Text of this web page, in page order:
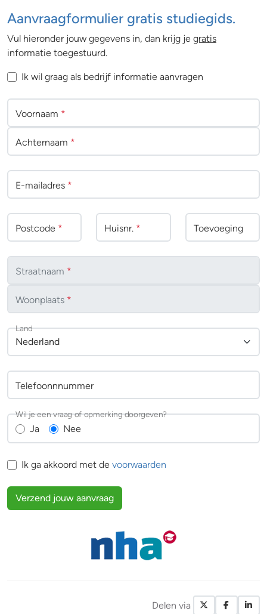
Aanvraagformulier gratis studiegids.
Vul hieronder jouw gegevens in, dan krijg je gratis
informatie toegestuurd.
Ik wil graag als bedrijf informatie aanvragen
Voornaam *
Achternaam *
E-mailadres *
Postcode * Huisnr. * Toevoeging
Straatnaam *
Woonplaats *
Nederland
Land
Telefoonnnummer
Ja Nee
Wil je een vraag of opmerking doorgeven?
Ik ga akkoord met de voorwaarden
Verzend jouw aanvraag
Delen via X /